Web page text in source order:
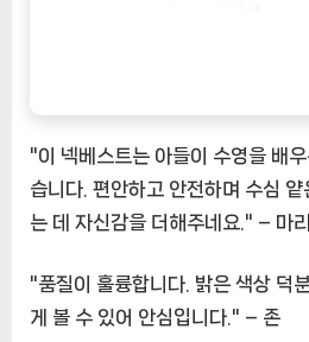
"이 넥베스트는 아들이 수영을 배
습니다. 편안하고 안전하며 수심
는 데 자신감을 더해주네요." – 마
"품질이 훌륭합니다. 밝은 색상 덕
게 볼 수 있어 안심입니다." – 존